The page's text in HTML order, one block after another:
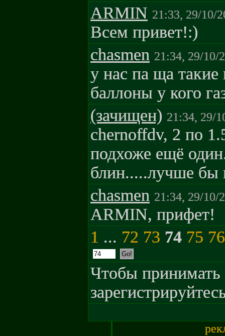
ARMIN 21:33, 29/10/
Всем привет!:)
chasmen 21:34, 29/10/
у нас па ща такие
баллоны у кого
(зачищен) 21:34, 29/
chernoffdv, 2 по
подхоже ещё
блин.....лучше бы
chasmen 21:34, 29/10/
ARMIN, прифет!
1 ... 72 73 74 75 76
Чтобы принимать